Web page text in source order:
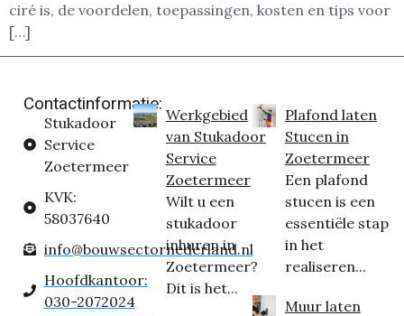
ciré is, de voordelen, toepassingen, kosten en tips voor
[…]
Contactinformatie:
Stukadoor
Service
Zoetermeer
KVK:
58037640
info@bouwsectornederland.nl
Hoofdkantoor:
030-2072024
Werkgebied
van Stukadoor
Service
Zoetermeer
Wilt u een
stukadoor
inhuren in
Zoetermeer?
Dit is het...
Plafond laten
Stucen in
Zoetermeer
Een plafond
stucen is een
essentiële stap
in het
realiseren...
Muur laten